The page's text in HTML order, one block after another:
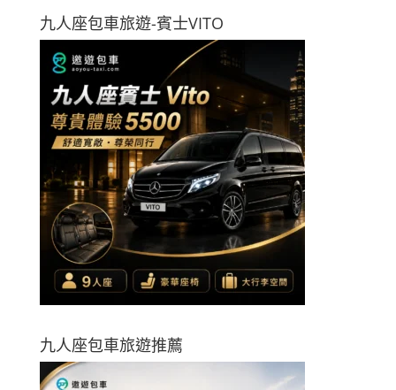
九人座包車旅遊-賓士VITO
九人座包車旅遊推薦